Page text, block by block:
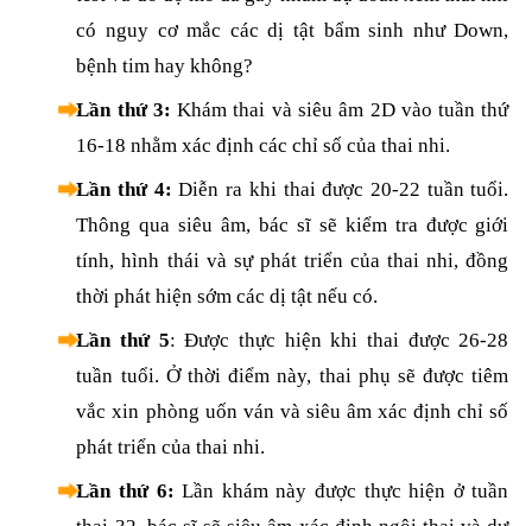
có nguy cơ mắc các dị tật bẩm sinh như Down,
bệnh tim hay không?
Lần thứ 3:Khám thai và siêu âm 2D vào tuần thứ
16-18 nhằm xác định các chỉ số của thai nhi.
Lần thứ 4: Diễn ra khi thai được 20-22 tuần tuổi.
Thông qua siêu âm, bác sĩ sẽ kiểm tra được giới
tính, hình thái và sự phát triển của thai nhi, đồng
thời phát hiện sớm các dị tật nếu có.
Lần thứ 5: Được thực hiện khi thai được 26-28
tuần tuổi. Ở thời điểm này, thai phụ sẽ được tiêm
vắc xin phòng uốn ván và siêu âm xác định chỉ số
phát triển của thai nhi.
Lần thứ 6:Lần khám này được thực hiện ở tuần